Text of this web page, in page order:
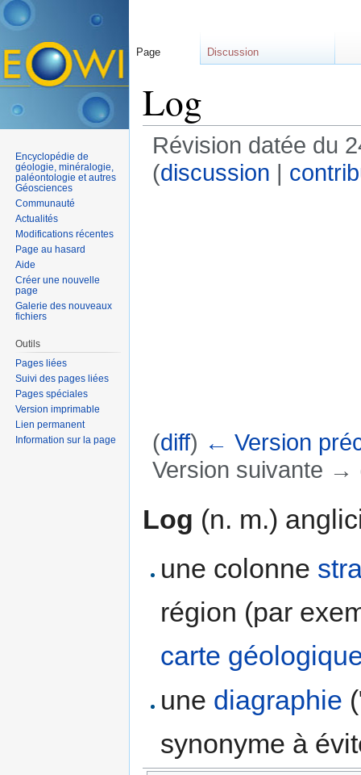
Log
Révision datée du
(discussion |
(diff) ← Version
Version suivante →
Log (n. m.)
une colonne
région (par
carte
une diagraphie
synonyme à
Page Discussion
Encyclopédie de
géologie, minéralogie,
paléontologie et autres
Géosciences
Communauté
Actualités
Modifications récentes
Page au hasard
Aide
Créer une nouvelle
page
Galerie des nouveaux
fichiers
Outils
Pages liées
Suivi des pages liées
Pages spéciales
Version imprimable
Lien permanent
Information sur la page